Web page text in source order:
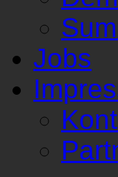
Jobs